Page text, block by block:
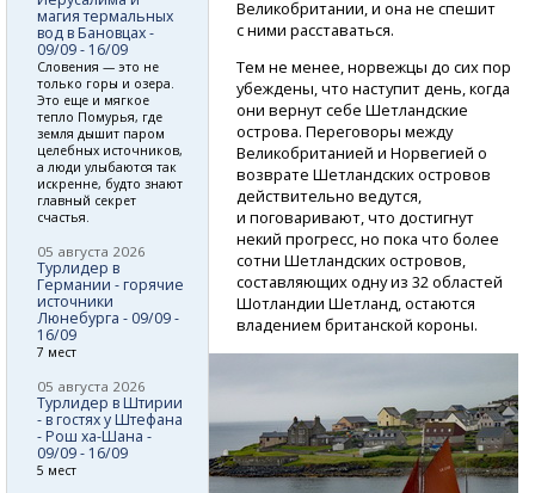
Великобритании, и она не спешит
с ними расставаться.
Тем не менее, норвежцы до сих пор
убеждены, что наступит день, когда
они вернут себе Шетландские
острова. Переговоры между
Великобританией и Норвегией о
возврате Шетландских островов
действительно ведутся,
и поговаривают, что достигнут
некий прогресс, но пока что более
сотни Шетландских островов,
составляющих одну из 32 областей
Шотландии Шетланд, остаются
владением британской короны.
магия термальных
вод в Бановцах -
09/09 - 16/09
Словения — это не
только горы и озера.
Это еще и мягкое
тепло Помурья, где
земля дышит паром
целебных источников,
а люди улыбаются так
искренне, будто знают
главный секрет
счастья.
05 августа 2026
Турлидер в
Германии - горячие
источники
Люнебурга - 09/09 -
16/09
7 мест
05 августа 2026
Турлидер в Штирии
- в гостях у Штефана
- Рош ха-Шана -
09/09 - 16/09
5 мест